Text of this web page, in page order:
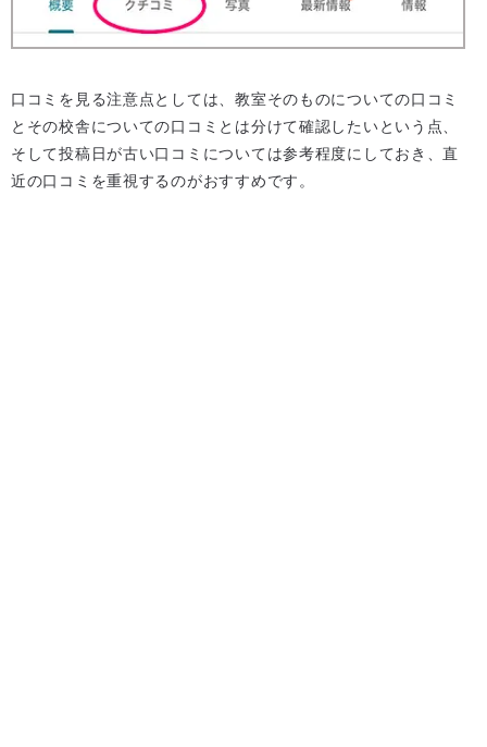
口コミを見る注意点としては、教室そのものについての口コミ
とその校舎についての口コミとは分けて確認したいという点、
そして投稿日が古い口コミについては参考程度にしておき、直
近の口コミを重視するのがおすすめです。